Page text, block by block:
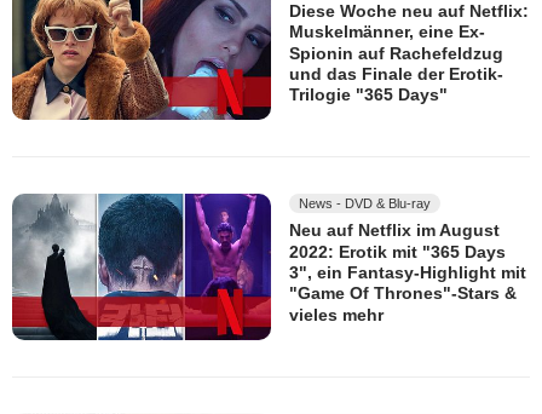
Diese Woche neu auf Netflix:
Muskelmänner, eine Ex-
Spionin auf Rachefeldzug
und das Finale der Erotik-
Trilogie "365 Days"
News - DVD & Blu-ray
Neu auf Netflix im August
2022: Erotik mit "365 Days
3", ein Fantasy-Highlight mit
"Game Of Thrones"-Stars &
vieles mehr